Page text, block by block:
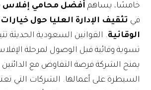
خامسًا، يساهم أفضل محامي إفلاس
في تثقيف الإدارة العليا حول
الوقائية. القوانين السعودية الحديثة
تسوية وقائية قبل الوصول لمرحلة
يمنح الشركة فرصة التفاوض مع
السيطرة على أعمالها. الشركات التي